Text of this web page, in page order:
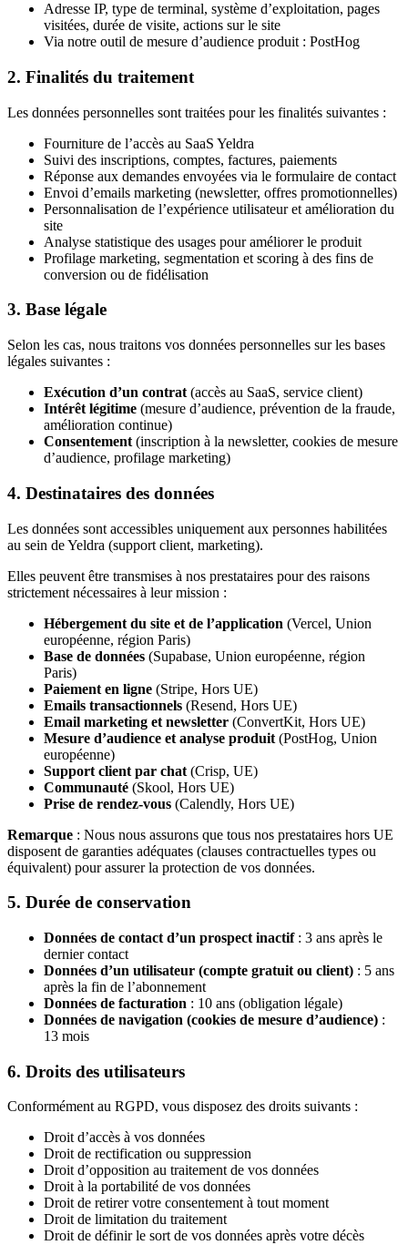
Adresse IP, type de terminal, système d’exploitation, pages
visitées, durée de visite, actions sur le site
Via notre outil de mesure d’audience produit : PostHog
2. Finalités du traitement
Les données personnelles sont traitées pour les finalités suivantes :
Fourniture de l’accès au SaaS Yeldra
Suivi des inscriptions, comptes, factures, paiements
Réponse aux demandes envoyées via le formulaire de contact
Envoi d’emails marketing (newsletter, offres promotionnelles)
Personnalisation de l’expérience utilisateur et amélioration du
site
Analyse statistique des usages pour améliorer le produit
Profilage marketing, segmentation et scoring à des fins de
conversion ou de fidélisation
3. Base légale
Selon les cas, nous traitons vos données personnelles sur les bases
légales suivantes :
Exécution d’un contrat (accès au SaaS, service client)
Intérêt légitime (mesure d’audience, prévention de la fraude,
amélioration continue)
Consentement (inscription à la newsletter, cookies de mesure
d’audience, profilage marketing)
4. Destinataires des données
Les données sont accessibles uniquement aux personnes habilitées
au sein de Yeldra (support client, marketing).
Elles peuvent être transmises à nos prestataires pour des raisons
strictement nécessaires à leur mission :
Hébergement du site et de l’application (Vercel, Union
européenne, région Paris)
Base de données (Supabase, Union européenne, région
Paris)
Paiement en ligne (Stripe, Hors UE)
Emails transactionnels (Resend, Hors UE)
Email marketing et newsletter (ConvertKit, Hors UE)
Mesure d’audience et analyse produit (PostHog, Union
européenne)
Support client par chat (Crisp, UE)
Communauté (Skool, Hors UE)
Prise de rendez-vous (Calendly, Hors UE)
Remarque : Nous nous assurons que tous nos prestataires hors UE
disposent de garanties adéquates (clauses contractuelles types ou
équivalent) pour assurer la protection de vos données.
5. Durée de conservation
Données de contact d’un prospect inactif: 3 ans après le
dernier contact
Données d’un utilisateur (compte gratuit ou client) : 5 ans
après la fin de l’abonnement
Données de facturation : 10 ans (obligation légale)
Données de navigation (cookies de mesure d’audience) :
13 mois
6. Droits des utilisateurs
Conformément au RGPD, vous disposez des droits suivants :
Droit d’accès à vos données
Droit de rectification ou suppression
Droit d’opposition au traitement de vos données
Droit à la portabilité de vos données
Droit de retirer votre consentement à tout moment
Droit de limitation du traitement
Droit de définir le sort de vos données après votre décès